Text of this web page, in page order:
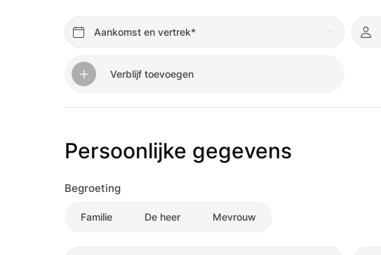
Aankomst en vertrek*
Verblijf toevoegen
Persoonlijke gegevens
Begroeting
Familie De heer Mevrouw